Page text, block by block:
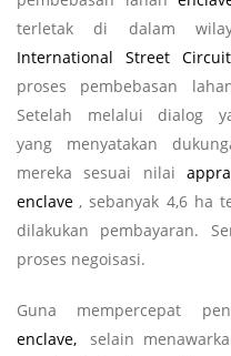
terletak di dalam
International Street Circuit
proses pembebasan
Setelah melalui dialog
yang menyatakan
mereka sesuai nilai
enclave , sebanyak 4,6 ha
dilakukan pembayaran.
proses negoisasi.
Guna mempercepat
enclave,
selain